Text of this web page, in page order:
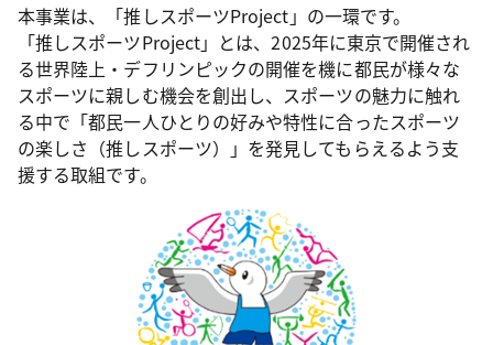
本事業は、「推しスポーツProject」の一環です。
「推しスポーツProject」とは、2025年に東京で開催され
る世界陸上・デフリンピックの開催を機に都民が様々な
スポーツに親しむ機会を創出し、スポーツの魅力に触れ
る中で「都民一人ひとりの好みや特性に合ったスポーツ
の楽しさ（推しスポーツ）」を発見してもらえるよう支
援する取組です。